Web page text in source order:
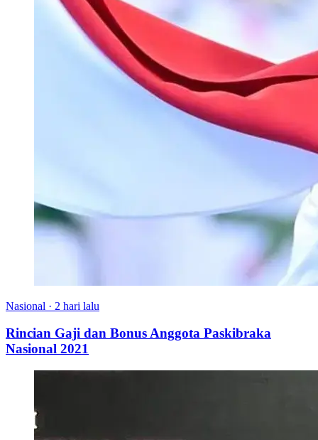
Nasional · 2 hari lalu
Rincian Gaji dan Bonus Anggota Paskibraka
Nasional 2021